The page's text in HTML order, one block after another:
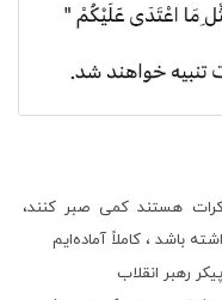
هستند کمی صبر کنند،
باشد ، کاملاً آماده‌ایم
رهبر انقلاب